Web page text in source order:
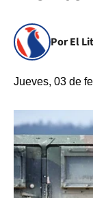
Por El
Jueves, 03 de